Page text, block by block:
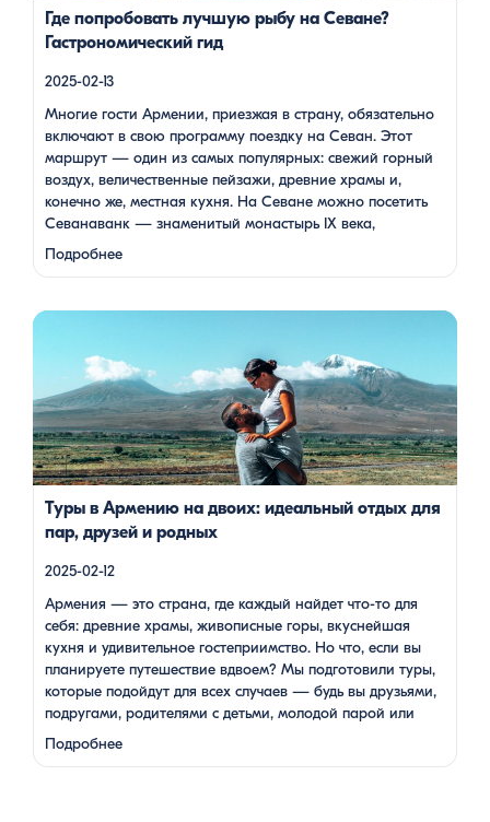
Где попробовать лучшую рыбу на Севане?
Гастрономический гид
2025-02-13
Многие гости Армении, приезжая в страну, обязательно
включают в свою программу поездку на Севан. Этот
маршрут — один из самых популярных: свежий горный
воздух, величественные пейзажи, древние храмы и,
конечно же, местная кухня. На Севане можно посетить
Севанаванк — знаменитый монастырь IX века,
расположенный на полуострове, а также Айраванк,
который менее известен, но не менее …
Подробнее
Армения — это страна, где каждый найдет что-то для себя:
удивительное гостеприимство. Но что, если вы планируете
путешествие вдвоем? Мы подготовили туры, которые
подойдут для всех случаев — будь вы друзьями, подругами,
родителями с детьми, молодой парой или супругами в
возрасте. Какой тур выбрать для путешествия вдвоем? 1. […]
Туры в Армению на двоих: идеальный отдых для
пар, друзей и родных
2025-02-12
Армения — это страна, где каждый найдет что-то для
себя: древние храмы, живописные горы, вкуснейшая
кухня и удивительное гостеприимство. Но что, если вы
планируете путешествие вдвоем? Мы подготовили туры,
которые подойдут для всех случаев — будь вы друзьями,
подругами, родителями с детьми, молодой парой или
супругами в возрасте. Какой тур выбрать для
путешествия вдвоем? 1. …
Подробнее